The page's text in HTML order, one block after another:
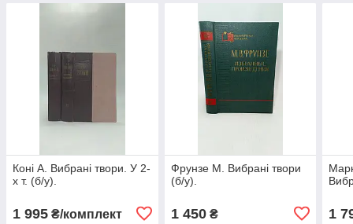
Коні А. Вибрані твори. У 2-
х т. (б/у).
1 995 ₴/комплект
Фрунзе М. Вибрані твори
(б/у).
1 450₴ 1